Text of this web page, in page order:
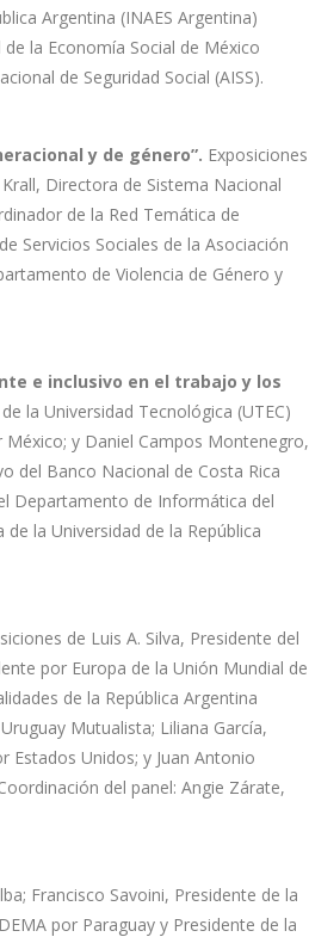
Argentina (INAES Argentina)
la Economía Social de México
de Seguridad Social (AISS).
y de género”. Exposiciones
Directora de Sistema Nacional
de la Red Temática de
Servicios Sociales de la Asociación
de Violencia de Género y
e inclusivo en el trabajo y los
la Universidad Tecnológica (UTEC)
y Daniel Campos Montenegro,
del Banco Nacional de Costa Rica
Departamento de Informática del
la Universidad de la República
de Luis A. Silva, Presidente del
por Europa de la Unión Mundial de
de la República Argentina
Mutualista; Liliana García,
Estados Unidos; y Juan Antonio
del panel: Angie Zárate,
Francisco Savoini, Presidente de la
por Paraguay y Presidente de la